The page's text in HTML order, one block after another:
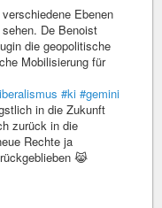
Ebenen
De Benoist
die geopolitische
Mobilisierung für
#ki #gemini
in die Zukunft
zurück in die
Rechte ja
😹